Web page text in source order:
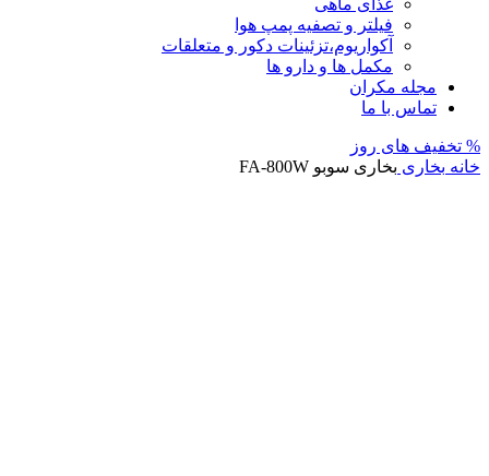
غذای ماهی
فیلتر و تصفیه پمپ هوا
آکواریوم،تزئینات دکور و متعلقات
مکمل ها و دارو ها
مجله مکران
تماس با ما
% تخفیف های روز
خانه بخاری بخاری سوبو FA-800W